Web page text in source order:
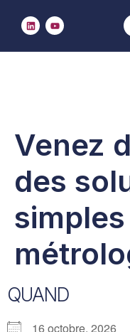
Venez
des
QUAND
16 octobre, 2026